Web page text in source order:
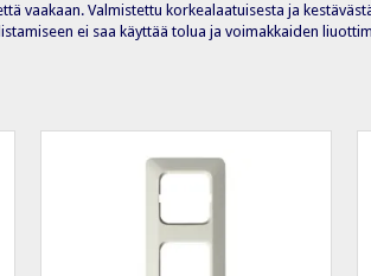
vaakaan. Valmistettu korkealaatuisesta ja
ei saa käyttää tolua ja voimakkaiden